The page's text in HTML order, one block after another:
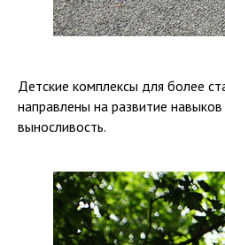
Детские комплексы для более
направлены на развитие
выносливость.